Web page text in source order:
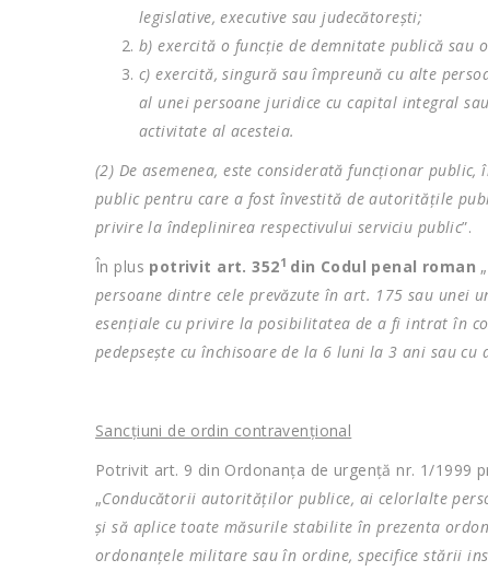
legislative, executive sau judecătoreşti;
b) exercită o funcţie de demnitate publică sau
c) exercită, singură sau împreună cu alte
al unei persoane juridice cu capital integral
activitate al acesteia.
(2) De asemenea, este considerată funcţionar
public pentru care a fost învestită de autorităţile
privire la îndeplinirea respectivului serviciu public”.
În plus potrivit art. 3521 din Codul penal roman „
persoane dintre cele prevăzute în art. 175 sau unei
esenţiale cu privire la posibilitatea de a fi intrat în
pedepseşte cu închisoare de la 6 luni la 3 ani sau cu
Sancțiuni de ordin contravențional
Potrivit art. 9 din Ordonanța de urgență nr. 1/1999
„Conducătorii autorităţilor publice, ai celorlalte
şi să aplice toate măsurile stabilite în prezenta
ordonanţele militare sau în ordine, specifice stării